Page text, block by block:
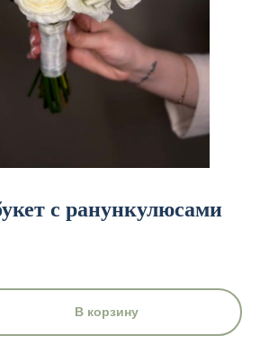
с ранункулюсами
В корзину